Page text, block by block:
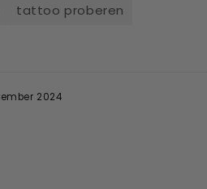
tattoo proberen
2024